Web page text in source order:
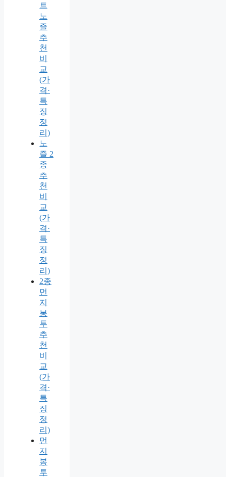
트
노
즐
추
천
비
교
(가
격·
특
징
정
리)
노
즐 2
종
추
천
비
교
(가
격·
특
징
정
리)
2종
먼
지
봉
투
추
천
비
교
(가
격·
특
징
정
리)
먼
지
봉
투